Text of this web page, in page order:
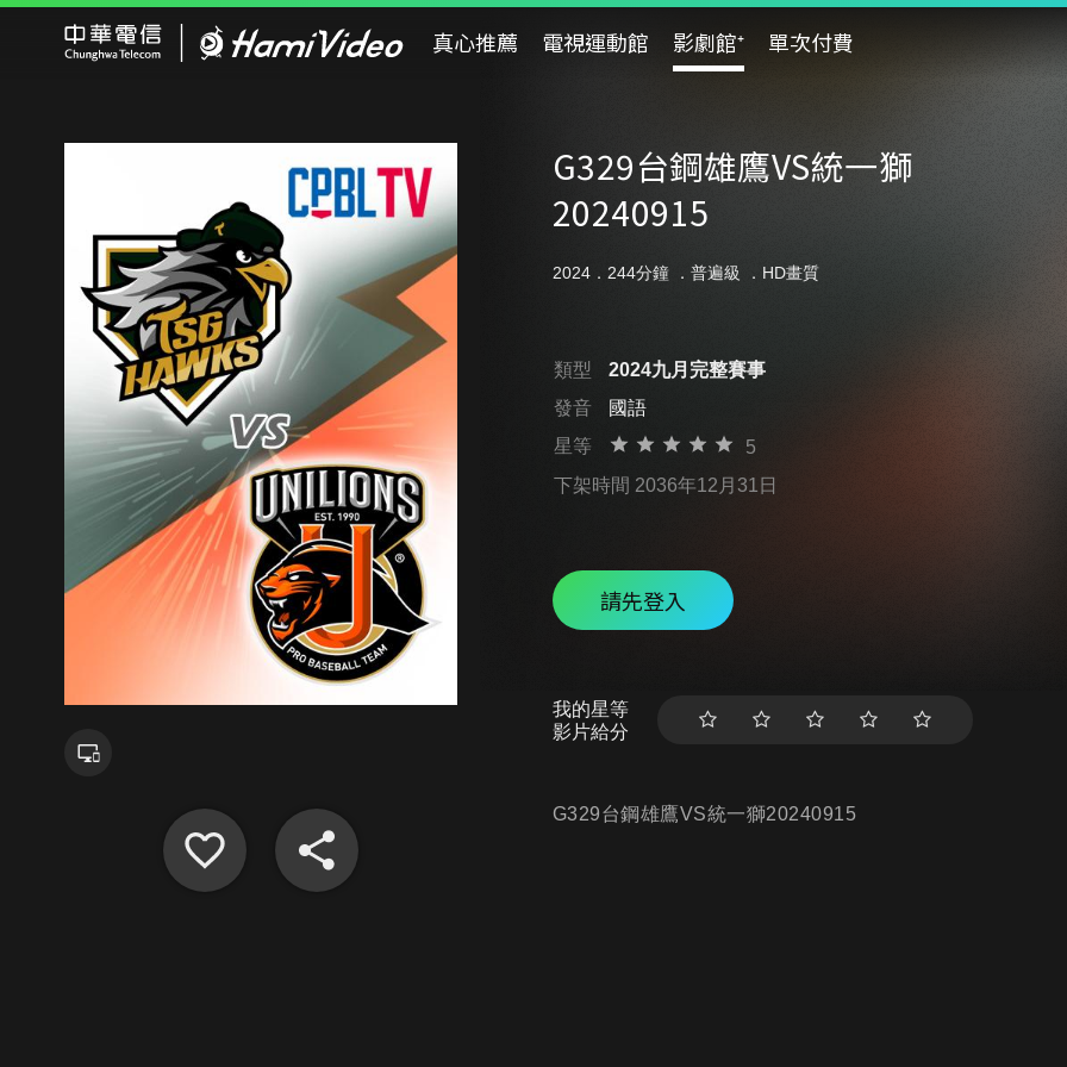
真心推薦 電視運動館 影劇館⁺ 單次付費
G329台鋼雄鷹VS統一獅
20240915
2024．244分鐘 ． 普遍級 ．HD畫質
類型
2024九月完整賽事
發音
國語
星等
5
下架時間 2036年12月31日
請先登入
我的星等
影片給分
G329台鋼雄鷹VS統一獅20240915